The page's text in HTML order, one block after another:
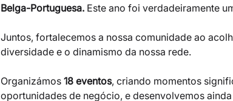
Belga-Portuguesa. Este ano foi verdadeiramente
Juntos, fortalecemos a nossa comunidade ao
diversidade e o dinamismo da nossa rede.
Organizámos 18 eventos, criando momentos
oportunidades de negócio, e desenvolvemos ainda